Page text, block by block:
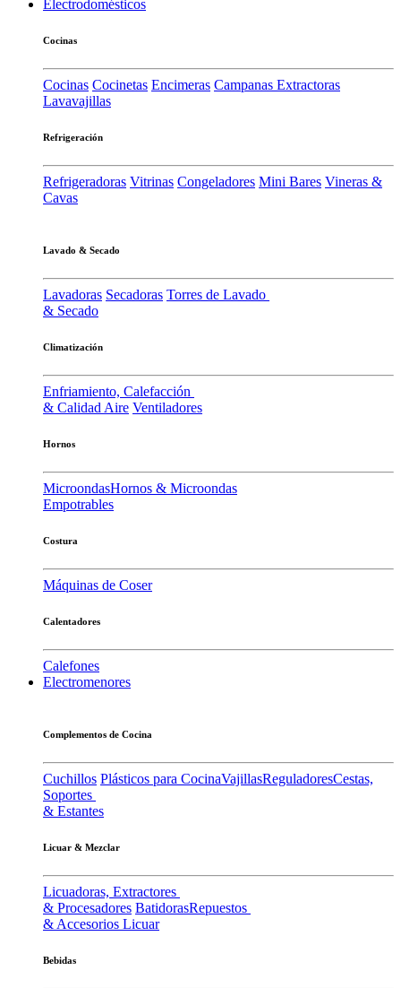
Electrodomésticos
Cocinas
Cocinas Cocinetas Encimeras Campanas Extractoras
Lavavajillas
Refrigeración
Refrigeradoras Vitrinas Congeladores Mini Bares Vineras &
Cavas
Lavado & Secado
Lavadoras Secadoras Torres de Lavado
& Secado
Climatización
Enfriamiento, Calefacción
& Calidad Aire Ventiladores
Hornos
MicroondasHornos & Microondas
Empotrables
Costura
Máquinas de Coser
Calentadores
Calefones
Electromenores
Complementos de Cocina
Cuchillos Plásticos para CocinaVajillasReguladoresCestas,
Soportes
& Estantes
Licuar & Mezclar
Licuadoras, Extractores
& Procesadores BatidorasRepuestos
& Accesorios Licuar
Bebidas